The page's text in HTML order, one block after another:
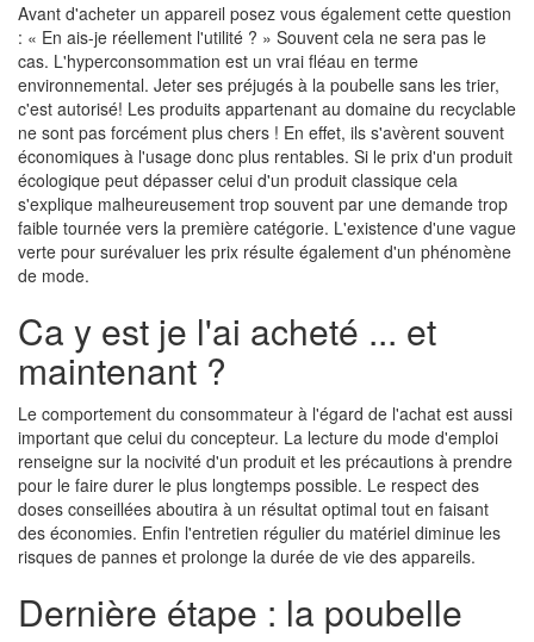
Avant d'acheter un appareil posez vous également cette question
: « En ais-je réellement l'utilité ? » Souvent cela ne sera pas le
cas. L'hyperconsommation est un vrai fléau en terme
environnemental. Jeter ses préjugés à la poubelle sans les trier,
c'est autorisé! Les produits appartenant au domaine du recyclable
ne sont pas forcément plus chers ! En effet, ils s'avèrent souvent
économiques à l'usage donc plus rentables. Si le prix d'un produit
écologique peut dépasser celui d'un produit classique cela
s'explique malheureusement trop souvent par une demande trop
faible tournée vers la première catégorie. L'existence d'une vague
verte pour surévaluer les prix résulte également d'un phénomène
de mode.
Ca y est je l'ai acheté ... et
maintenant ?
Le comportement du consommateur à l'égard de l'achat est aussi
important que celui du concepteur. La lecture du mode d'emploi
renseigne sur la nocivité d'un produit et les précautions à prendre
pour le faire durer le plus longtemps possible. Le respect des
doses conseillées aboutira à un résultat optimal tout en faisant
des économies. Enfin l'entretien régulier du matériel diminue les
risques de pannes et prolonge la durée de vie des appareils.
Dernière étape : la poubelle